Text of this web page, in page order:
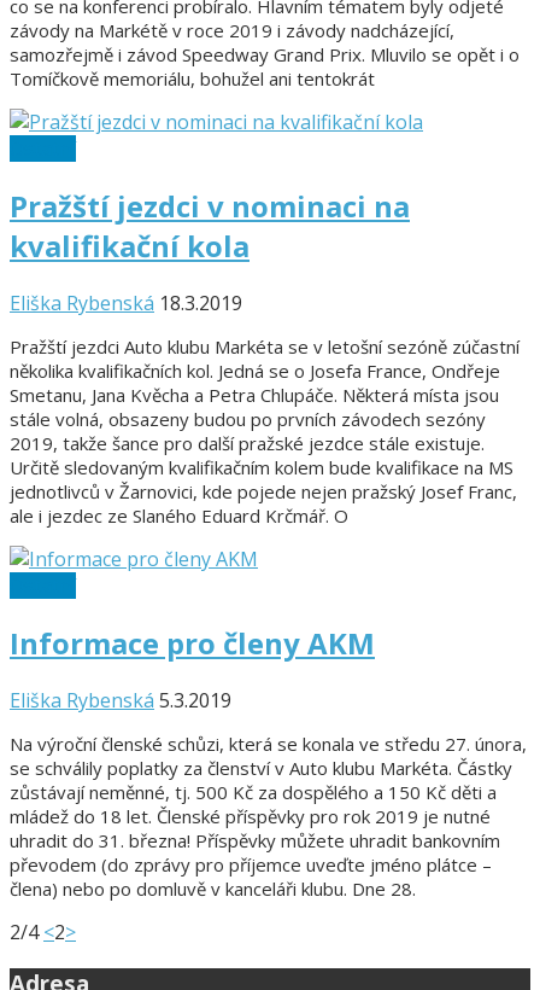
co se na konferenci probíralo. Hlavním tématem byly odjeté
závody na Markétě v roce 2019 i závody nadcházející,
samozřejmě i závod Speedway Grand Prix. Mluvilo se opět i o
Tomíčkově memoriálu, bohužel ani tentokrát
Pražští jezdci v nominaci na
kvalifikační kola
Eliška Rybenská 18.3.2019
Pražští jezdci Auto klubu Markéta se v letošní sezóně zúčastní
několika kvalifikačních kol. Jedná se o Josefa France, Ondřeje
Smetanu, Jana Kvěcha a Petra Chlupáče. Některá místa jsou
stále volná, obsazeny budou po prvních závodech sezóny
2019, takže šance pro další pražské jezdce stále existuje.
Určitě sledovaným kvalifikačním kolem bude kvalifikace na MS
jednotlivců v Žarnovici, kde pojede nejen pražský Josef Franc,
ale i jezdec ze Slaného Eduard Krčmář. O
Informace pro členy AKM
Eliška Rybenská 5.3.2019
Na výroční členské schůzi, která se konala ve středu 27. února,
se schválily poplatky za členství v Auto klubu Markéta. Částky
zůstávají neměnné, tj. 500 Kč za dospělého a 150 Kč děti a
mládež do 18 let. Členské příspěvky pro rok 2019 je nutné
uhradit do 31. března! Příspěvky můžete uhradit bankovním
převodem (do zprávy pro příjemce uveďte jméno plátce –
člena) nebo po domluvě v kanceláři klubu. Dne 28.
2/4 <2>
Adresa